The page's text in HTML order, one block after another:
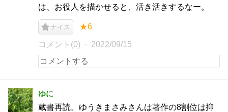
は、お役人を描かせると、活き活きするなー。
ナイス ★6
コメント(0) 2022/09/15
ゆに
蔵書再読。ゆうきまさみさんは著作の8割位は抑